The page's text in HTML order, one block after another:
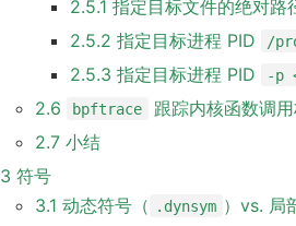
2.5.1 指定目标文件的绝对路
2.5.2 指定目标进程 PID
/
2.5.3 指定目标进程 PID -p
2.6 bpftrace
跟踪内核函数调
2.7 小结
3 符号
3.1 动态符号（
.dynsym ）vs. 局